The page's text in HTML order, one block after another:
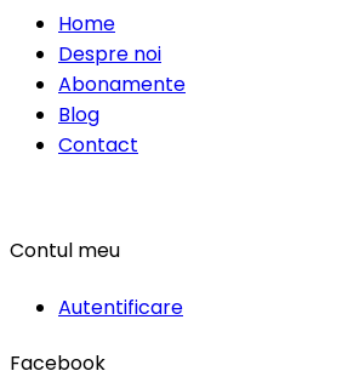
Home
Despre noi
Abonamente
Blog
Contact
Contul meu
Autentificare
Facebook